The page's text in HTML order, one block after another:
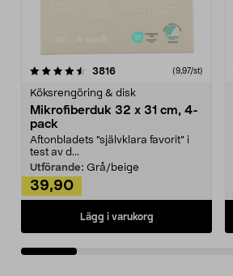
3816recensioner (9,97/st)
Köksrengöring & disk
Mikrofiberduk 32 x 31 cm, 4-
pack
Aftonbladets "självklara favorit” i
test av d...
Utförande: Grå/beige
39,90
Lägg i varukorg
4.0av 5 stjärnor